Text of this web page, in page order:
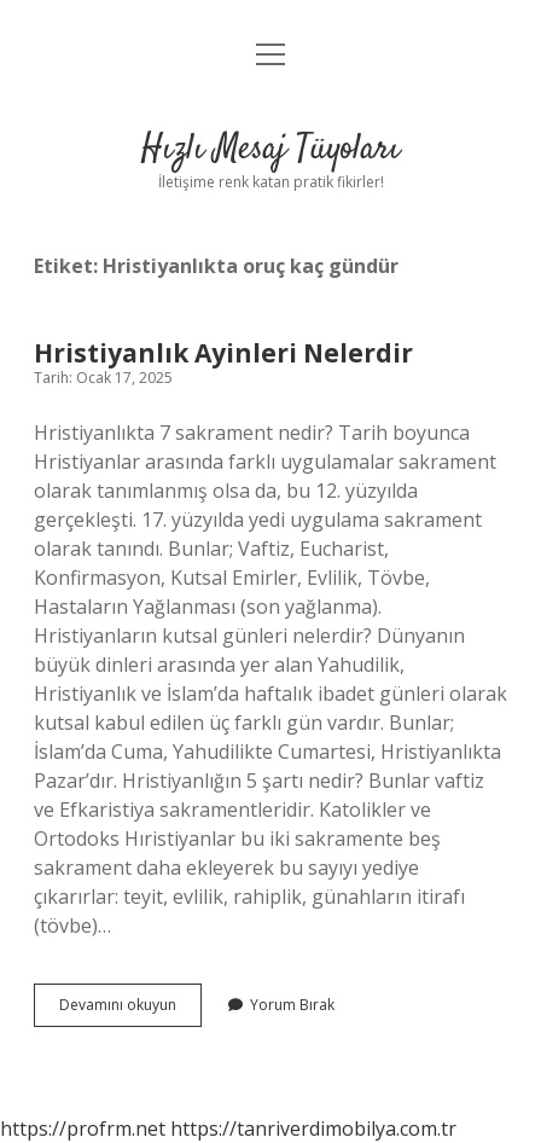
Anasayfa
Yasal Uyarı
menüyü
Hızlı Mesaj Tüyoları
İletişime renk katan pratik fikirler!
Etiket: Hristiyanlıkta oruç kaç gündür
Hristiyanlık Ayinleri Nelerdir
Tarih: Ocak 17, 2025
Hristiyanlıkta 7 sakrament nedir? Tarih boyunca
Hristiyanlar arasında farklı uygulamalar sakrament
olarak tanımlanmış olsa da, bu 12. yüzyılda
gerçekleşti. 17. yüzyılda yedi uygulama sakrament
olarak tanındı. Bunlar; Vaftiz, Eucharist,
Konfirmasyon, Kutsal Emirler, Evlilik, Tövbe,
Hastaların Yağlanması (son yağlanma).
Hristiyanların kutsal günleri nelerdir? Dünyanın
büyük dinleri arasında yer alan Yahudilik,
Hristiyanlık ve İslam’da haftalık ibadet günleri olarak
kutsal kabul edilen üç farklı gün vardır. Bunlar;
İslam’da Cuma, Yahudilikte Cumartesi, Hristiyanlıkta
Pazar’dır. Hristiyanlığın 5 şartı nedir? Bunlar vaftiz
ve Efkaristiya sakramentleridir. Katolikler ve
Ortodoks Hıristiyanlar bu iki sakramente beş
sakrament daha ekleyerek bu sayıyı yediye
çıkarırlar: teyit, evlilik, rahiplik, günahların itirafı
(tövbe)…
Devamını okuyun Hristiyanlık
Ayinleri
Yorum Bırak
https://profrm.net https://tanriverdimobilya.com.tr